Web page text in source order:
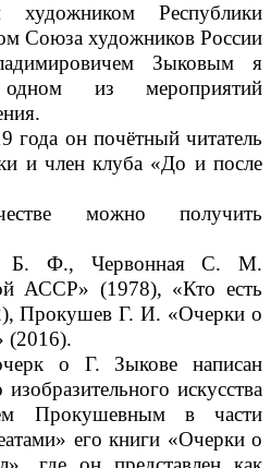
Республики
Союза художников России
Зыковым я
из мероприятий
года он почётный читатель
и член клуба «До и после
можно получить
Б. Ф., Червонная С. М.
АССР» (1978), «Кто есть
Прокушев Г. И. «Очерки о
(2016).
о Г. Зыкове написан
искусства
Прокушевным в части
его книги «Очерки о